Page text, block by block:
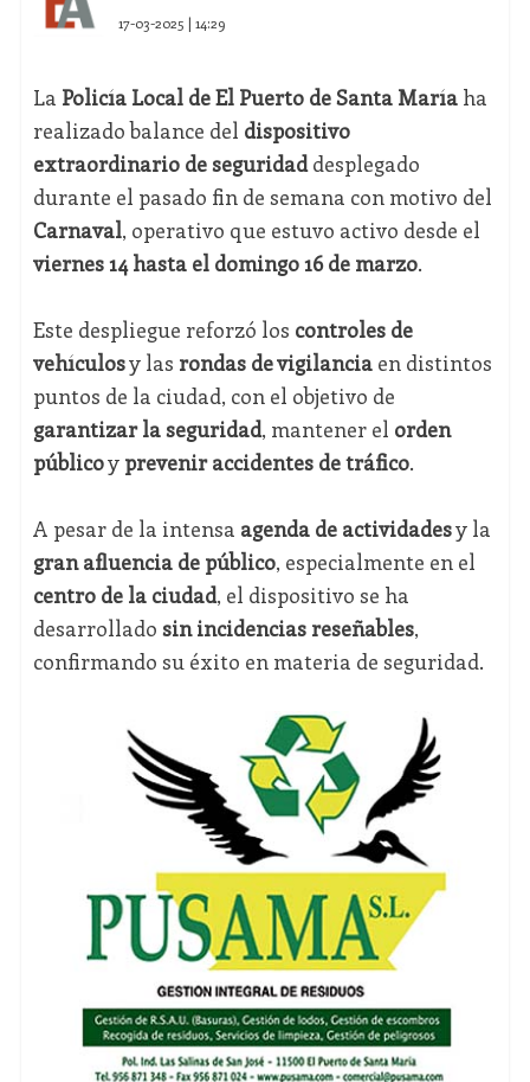
17-03-2025 | 14:29
La Policía Local de El Puerto de Santa Maríaha
realizado balance del dispositivo
extraordinario de seguridaddesplegado
durante el pasado fin de semana con motivo del
Carnaval, operativo que estuvo activo desde el
viernes 14 hasta el domingo 16 de marzo.
Este despliegue reforzó los controles de
vehículosy las rondas de vigilanciaen distintos
puntos de la ciudad, con el objetivo de
garantizar la seguridad, mantener el orden
públicoy prevenir accidentes de tráfico.
A pesar de la intensa agenda de actividadesy la
gran afluencia de público, especialmente en el
centro de la ciudad, el dispositivo se ha
desarrollado sin incidencias reseñables,
confirmando su éxito en materia de seguridad.